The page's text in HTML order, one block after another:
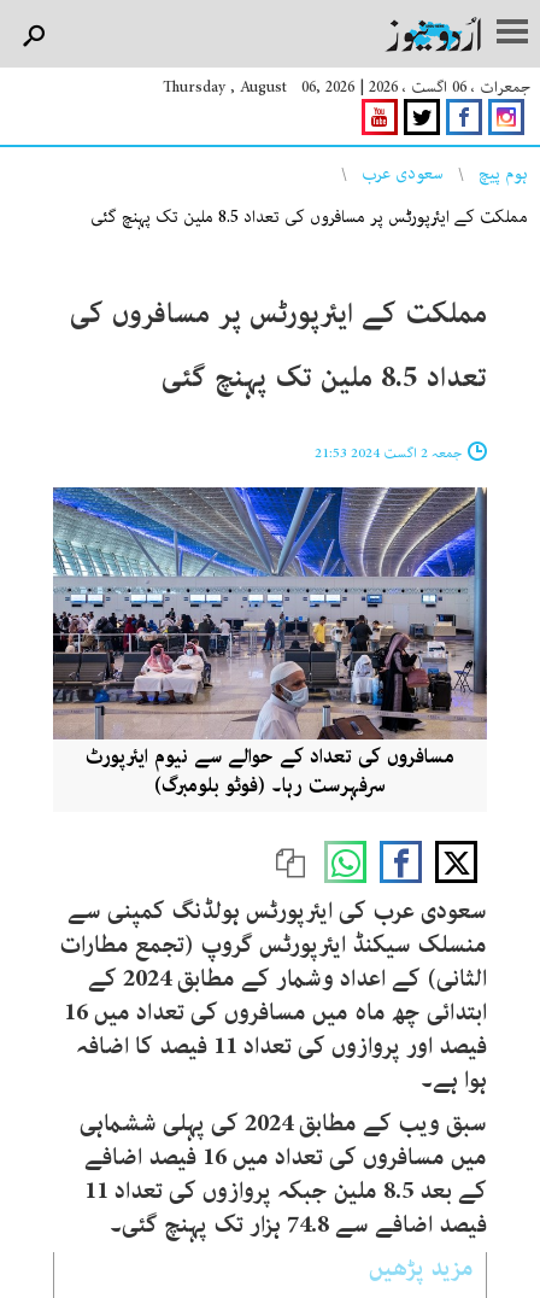
جمعرات ، 06 اگست ، 2026 |
Thursday , August 06, 2026
You are here
ہوم پیچ
سعودی عرب
مملکت کے ایئرپورٹس پر مسافروں کی تعداد 8.5 ملین تک پہنچ گئی
مملکت کے ایئرپورٹس پر مسافروں کی
تعداد 8.5 ملین تک پہنچ گئی
جمعہ 2 اگست 2024 21:53
مسافروں کی تعداد کے حوالے سے نیوم ایئرپورٹ
سرفہرست رہا۔ (فوٹو بلومبرگ)
سعودی عرب کی ایئرپورٹس ہولڈنگ کمپنی سے
منسلک سیکنڈ ایئرپورٹس گروپ (تجمع مطارات
الثانی) کے اعداد وشمار کے مطابق 2024 کے
ابتدائی چھ ماہ میں مسافروں کی تعداد میں 16
فیصد اور پروازوں کی تعداد 11 فیصد کا اضافہ
ہوا ہے۔
سبق ویب کے مطابق 2024 کی پہلی ششماہی
میں مسافروں کی تعداد میں 16 فیصد اضافے
کے بعد 8.5 ملین جبکہ پروازوں کی تعداد 11
فیصد اضافے سے 74.8 ہزار تک پہنچ گئی۔
مزید پڑھیں